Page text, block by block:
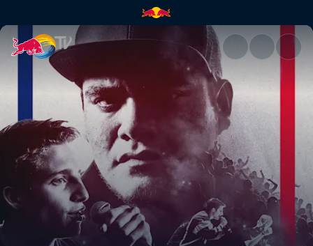
Damarys Hefzi-Ba vs